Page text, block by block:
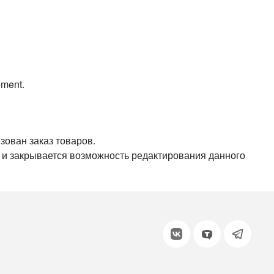
заказ товаров.
возможность редактирования данного